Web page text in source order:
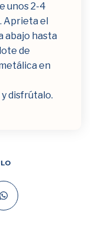
unos 2-4
Aprieta el
abajo hasta
de
en
disfrútalo.